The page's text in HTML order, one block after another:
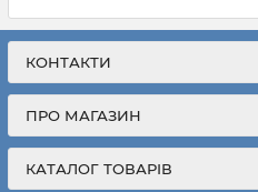
КОНТАКТИ
ПРО МАГАЗИН
КАТАЛОГ ТОВАРІВ